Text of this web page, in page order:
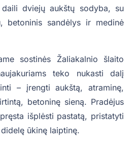
dviejų aukštų sodyba, su
betoninis sandėlys ir medinė
sostinės Žaliakalnio šlaito
teko nukasti dalį
– įrengti aukštą, atraminę,
betoninę sieną. Pradėjus
išplėsti pastatą, pristatyti
ūkinę laiptinę.